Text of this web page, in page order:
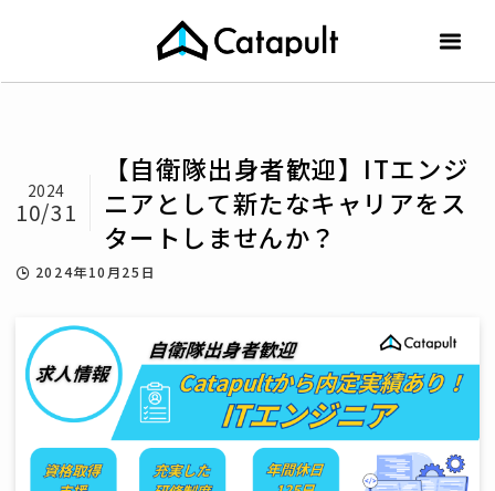
【自衛隊出身者歓迎】ITエンジ
ニアとして新たなキャリアをス
タートしませんか？
2024
10/31
2024年10月25日